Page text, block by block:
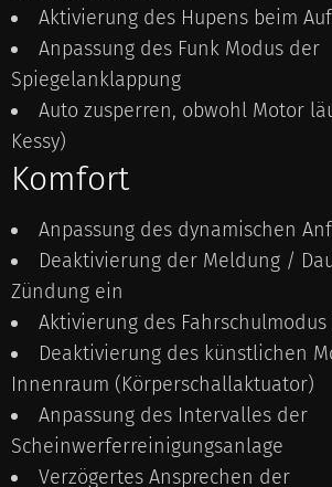
Aktivierung des Hupens beim
Anpassung des Funk Modus der
Spiegelanklappung
Auto zusperren, obwohl Motor
Kessy)
Komfort
Anpassung des dynamischen
Deaktivierung der Meldung /
Zündung ein
Aktivierung des
Deaktivierung des künstlichen
Innenraum (Körperschallaktuator)
Anpassung des Intervalles der
Scheinwerferreinigungsanlage
Verzögertes Ansprechen der